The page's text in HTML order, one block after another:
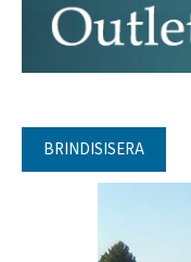
BRINDISISERA